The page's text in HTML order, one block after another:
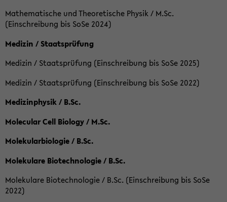
Mathematische und Theoretische Physik / M.Sc.
(Einschreibung bis SoSe 2024)
Medizin / Staatsprüfung
Medizin / Staatsprüfung (Einschreibung bis SoSe 2025)
Medizin / Staatsprüfung (Einschreibung bis SoSe 2022)
Medizinphysik / B.Sc.
Molecular Cell Biology / M.Sc.
Molekularbiologie / B.Sc.
Molekulare Biotechnologie / B.Sc.
Molekulare Biotechnologie / B.Sc. (Einschreibung bis SoSe
2022)